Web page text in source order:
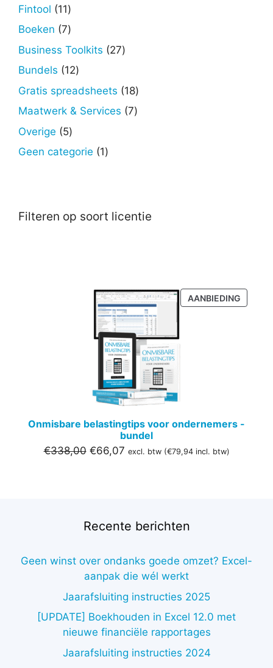
Fintool 1111
producten
Boeken 77
producten
Business Toolkits 2727
Bundels 1212
producten
Gratis spreadsheets 1818
producten
Maatwerk & Services 77
Overige 55
producten
Geen categorie 11
Filteren op soort licentie
AANBIEDING
IN
Onmisbare belastingtips voor ondernemers -
bundel
€338,00 Oorspronkelijke
€66,07Huidige
excl. btw (€79,94incl. btw)
Recente berichten
Geen winst over ondanks goede omzet? Excel-
aanpak die wél werkt
Jaarafsluiting instructies 2025
[UPDATE] Boekhouden in Excel 12.0 met
nieuwe financiële rapportages
Jaarafsluiting instructies 2024